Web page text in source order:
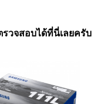
รวจสอบได้ที่นี่เลยครับ